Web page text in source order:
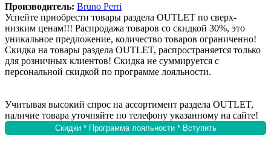
Производитель: Bruno Perri
Успейте приобрести товары раздела OUTLET по сверх-
низким ценам!!! Распродажа товаров со скидкой 30%, это
уникальное предложение, количество товаров ограниченно!
Скидка на товары раздела OUTLET, распространяется только
для розничных клиентов! Скидка не суммируется с
персональной скидкой по программе лояльности.
Учитывая высокий спрос на ассортимент раздела OUTLET,
наличие товара уточняйте по телефону указанному на сайте!
Скидки * Программа лояльности * Вступить